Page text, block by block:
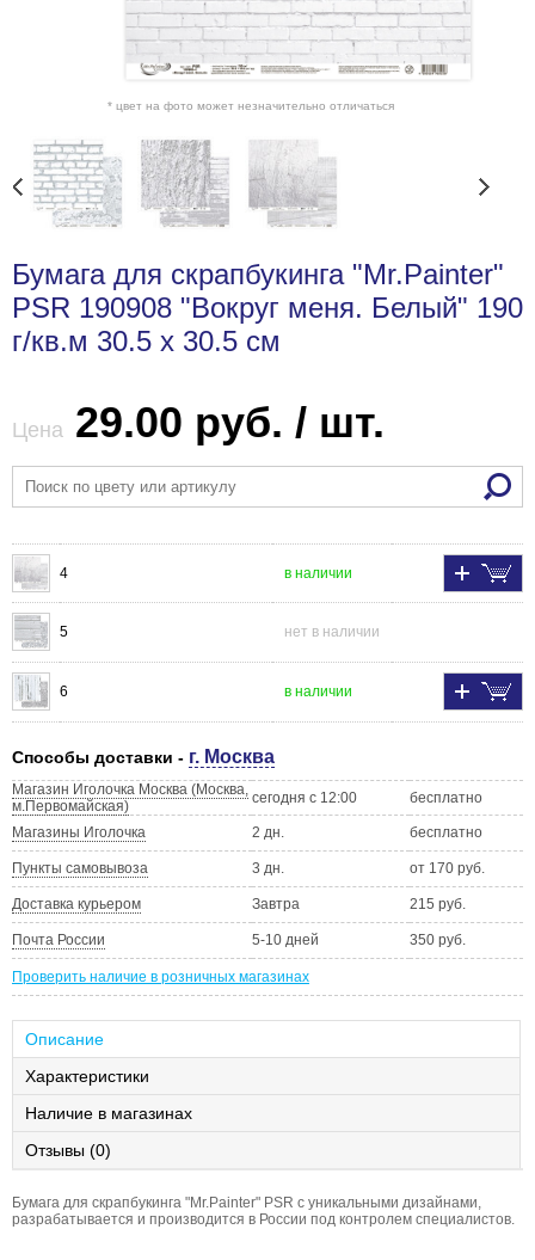
* цвет на фото может незначительно отличаться
Бумага для скрапбукинга "Mr.Painter"
PSR 190908 "Вокруг меня. Белый" 190
г/кв.м 30.5 x 30.5 см
Цена 29.00 руб. / шт.
4 в наличии
5 нет в наличии
6 в наличии
Способы доставки - г. Москва
Магазин Иголочка Москва (Москва,
м.Первомайская)
сегодня с 12:00 бесплатно
Магазины Иголочка 2 дн. бесплатно
Пункты самовывоза 3 дн. от 170 руб.
Доставка курьером Завтра 215 руб.
Почта России 5-10 дней 350 руб.
Проверить наличие в розничных магазинах
Описание
Характеристики
Наличие в магазинах
Отзывы (0)
Бумага для скрапбукинга "Mr.Painter" PSR с уникальными дизайнами,
разрабатывается и производится в России под контролем специалистов.